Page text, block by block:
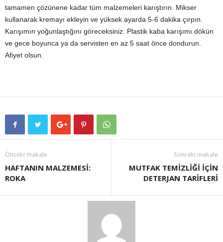
tamamen çözünene kadar tüm malzemeleri karıştırın. Mikser
kullanarak kremayı ekleyin ve yüksek ayarda 5-6 dakika çırpın.
Karışımın yoğunlaştığını göreceksiniz. Plastik kaba karışımı dökün
ve gece boyunca ya da servisten en az 5 saat önce dondurun.
Afiyet olsun.
Önceki makale
HAFTANIN MALZEMESİ:
ROKA
Sonraki makale
MUTFAK TEMİZLİĞİ İÇİN
DETERJAN TARİFLERİ